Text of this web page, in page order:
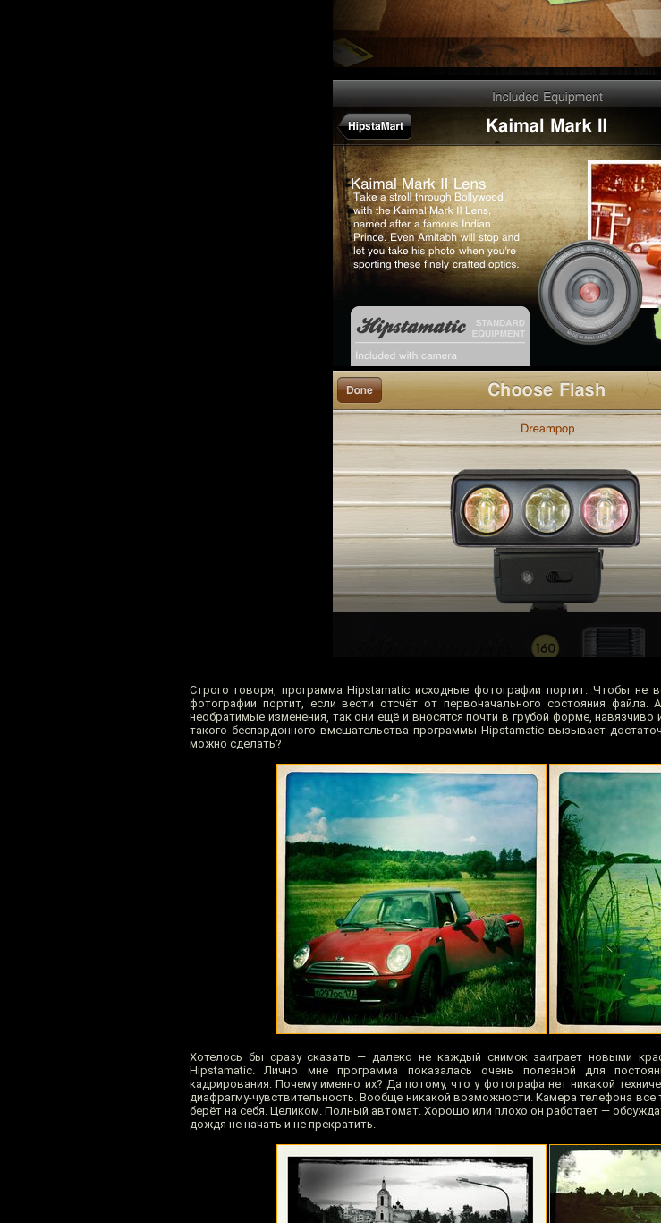
Строго говоря, программа Hipstamatic исходные фотографии портит. Чтобы не
фотографии портит, если вести отсчёт от первоначального состояния файла.
необратимые изменения, так они ещё и вносятся почти в грубой форме, навязчиво
такого беспардонного вмешательства программы Hipstamatic вызывает
можно сделать?
Хотелось бы сразу сказать — далеко не каждый снимок заиграет новыми
Hipstamatic. Лично мне программа показалась очень полезной для
кадрирования. Почему именно их? Да потому, что у фотографа нет никакой
диафрагму-чувствительность. Вообще никакой возможности. Камера телефона
берёт на себя. Целиком. Полный автомат. Хорошо или плохо он работает —
дождя не начать и не прекратить.